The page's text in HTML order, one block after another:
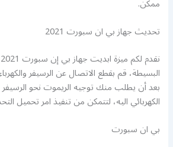
تحديث جهاز بي ان سبورت 2021
البسيطة، قم بقطع الاتصال عن الرسيفر
بعد أن يطلب منك توجيه الريموت نحو الرسيفر
الكهربائي اليه، لتتمكن من تنفيذ امر تحميل
بي ان سبورت